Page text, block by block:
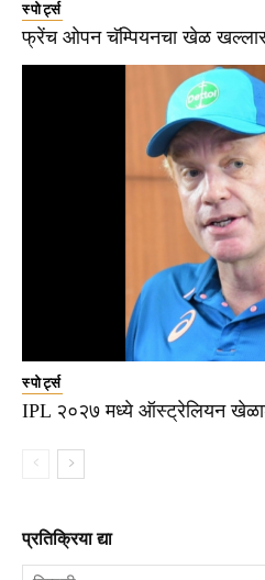
स्पोर्ट्स
फ्रेंच ओपन चॅम्पियनचा खेळ
स्पोर्ट्स
IPL २०२७ मध्ये ऑस्ट्रेलियन
प्रतिक्रिया द्या